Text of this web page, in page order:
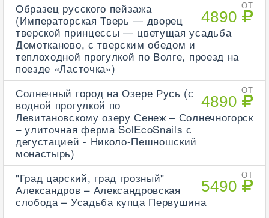
ОТ
4890
Образец русского пейзажа
(Императорская Тверь — дворец
тверской принцессы — цветущая усадьба
Домотканово, с тверским обедом и
теплоходной прогулкой по Волге, проезд на
поезде «Ласточка»)
ОТ
4890
Солнечный город на Озере Русь (с
водной прогулкой по
Левитановскому озеру Сенеж – Солнечногорск
– улиточная ферма SolEcoSnails с
дегустацией - Николо-Пешношский
монастырь)
ОТ
5490
"Град царский, град грозный"
Александров – Александровская
слобода – Усадьба купца Первушина